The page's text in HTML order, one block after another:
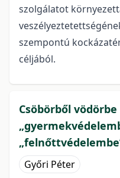
szolgálatot
szempontú
céljából.
Csöbörből vödörbe
Győri Péter